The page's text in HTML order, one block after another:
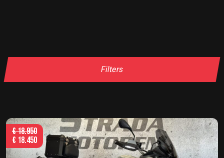
Filters
€18.950
€ 18.450